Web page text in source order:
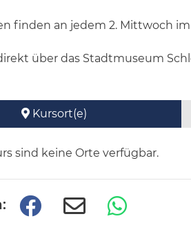
finden an jedem 2. Mittwoch
über das Stadtmuseum
Kursort(e)
sind keine Orte verfügbar.